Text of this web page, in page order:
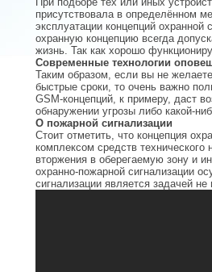
присутствовала в определённом
эксплуатации концепций
охранную концепцию всегда
жизнь. Так как хорошо
Современные технологии
Таким образом, если вы не
быстрые сроки, то очень важно
GSM-концепций, к примеру, даст
обнаружении угрозы либо какой-
О пожарной сигнализации
Стоит отметить, что концепция
комплексом средств
вторжения в оберегаемую зону и
охранно-пожарной сигнализации
сигнализации является задачей